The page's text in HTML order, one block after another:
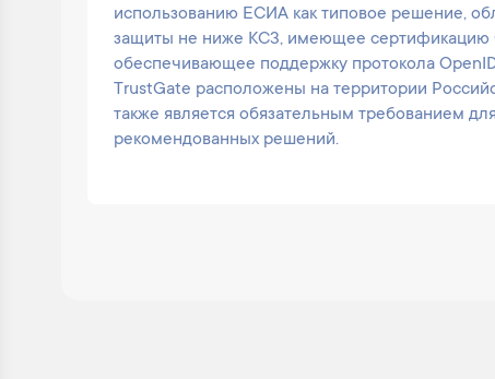
использованию ЕСИА как типовое решение,
защиты не ниже КС3, имеющее
обеспечивающее поддержку протокола
TrustGate расположены на территории
также является обязательным требованием
рекомендованных решений.